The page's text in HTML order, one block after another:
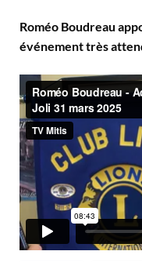
Roméo Boudreau
événement très